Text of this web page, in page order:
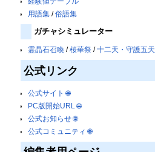
用語集/俗語集
ガチャシミュレーター
霊晶石召喚 /桜華祭/十二天・守護五天
公式リンク
公式サイト 🌐
PC版開始URL 🌐
公式お知らせ🌐
公式コミュニティ 🌐